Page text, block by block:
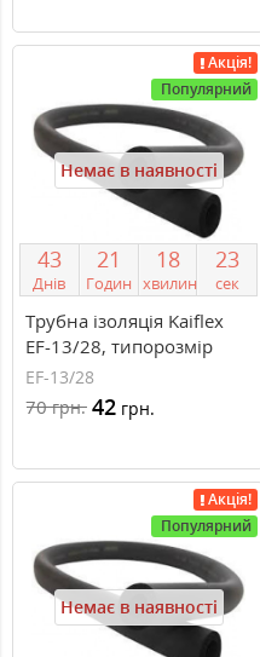
Акція!
Популярний
Немає в наявності
43
Днів
21
Годин
18
хвилин
23
сек
Трубна ізоляція Kaiflex
EF-13/28, типорозмір
13/28 мм
EF-13/28
70грн. 42 грн.
Акція!
Популярний
Немає в наявності